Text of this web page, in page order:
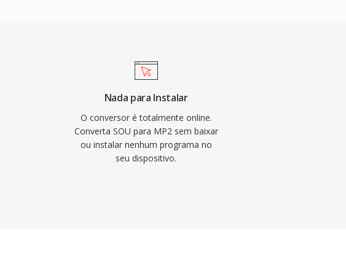
Nada para Instalar
O conversor é totalmente online.
Converta SOU para MP2 sem baixar
ou instalar nenhum programa no
seu dispositivo.